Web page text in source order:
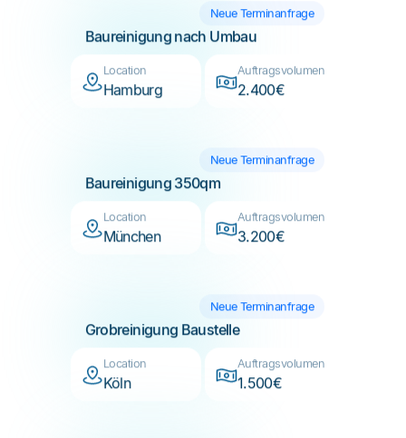
Baureinigung nach Umbau
Location
Hamburg
Auftragsvolumen
2.400€
Baureinigung 350qm
Location
München 3.200€
Grobreinigung Baustelle
Location
Köln
Auftragsvolumen
1.500€